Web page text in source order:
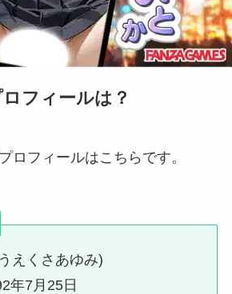
フィールは？
ロフィールはこちらです。
えくさあゆみ)
年7月25日